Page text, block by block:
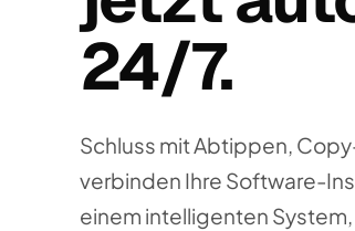
24/7.
Schluss mit Abtippen,
verbinden Ihre Software-
einem intelligenten